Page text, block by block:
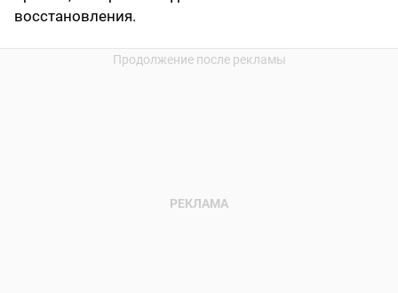
восстановления.